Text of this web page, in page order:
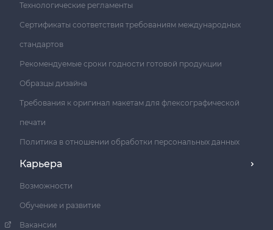
Технологические регламенты
Сертификаты соответствия требованиям международных
стандартов
Рекомендуемые сроки годности готовой продукции
Образцы дизайна
Требования к оригинал макетам для флексографической
печати
Политика в отношении обработки персональных данных
Карьера
Возможности
Обучение и развитие
Вакансии